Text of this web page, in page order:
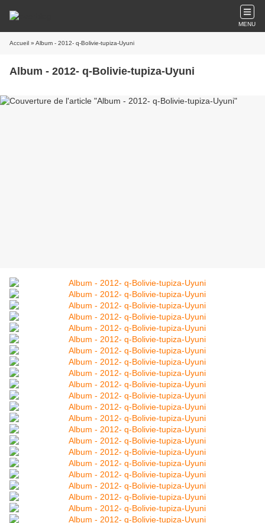
MENU
Accueil » Album - 2012- q-Bolivie-tupiza-Uyuni
Album - 2012- q-Bolivie-tupiza-Uyuni